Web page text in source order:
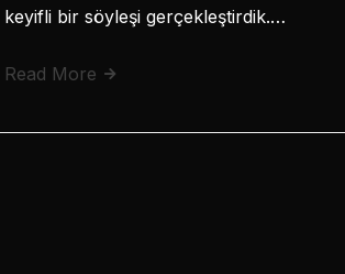
keyifli bir söyleşi gerçekleştirdik.…
Read More